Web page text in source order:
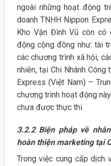
ngoài những hoạt động
doanh TNHH Nippon
Kho Vận Đình Vũ còn
động cộng đồng như: tài
các chương trình xã hội,
nhiên, tại Chi Nhánh
Express (Việt Nam) –
chương trình hoạt động
chưa được thực thi.
3.2.2 Biện pháp về
hoàn thiện marketing tại
Trong việc cung cấp dịch